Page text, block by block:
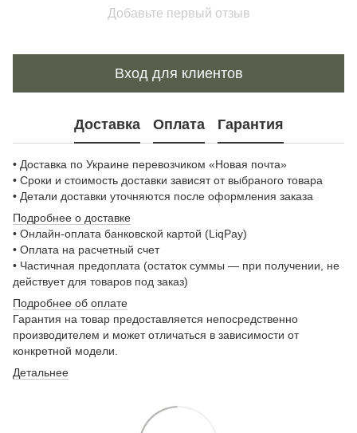
Добавьте первый отзыв
Вход для клиентов
Доставка Оплата Гарантия
• Доставка по Украине перевозчиком «Новая почта»
• Сроки и стоимость доставки зависят от выбраного товара
• Детали доставки уточняются после оформления заказа
Подробнее о доставке
• Онлайн-оплата банковской картой (LiqPay)
• Оплата на расчетный счет
• Частичная предоплата (остаток суммы — при получении, не
действует для товаров под заказ)
Подробнее об оплате
Гарантия на товар предоставляется непосредственно
производителем и может отличаться в зависимости от
конкретной модели.
Детальнее